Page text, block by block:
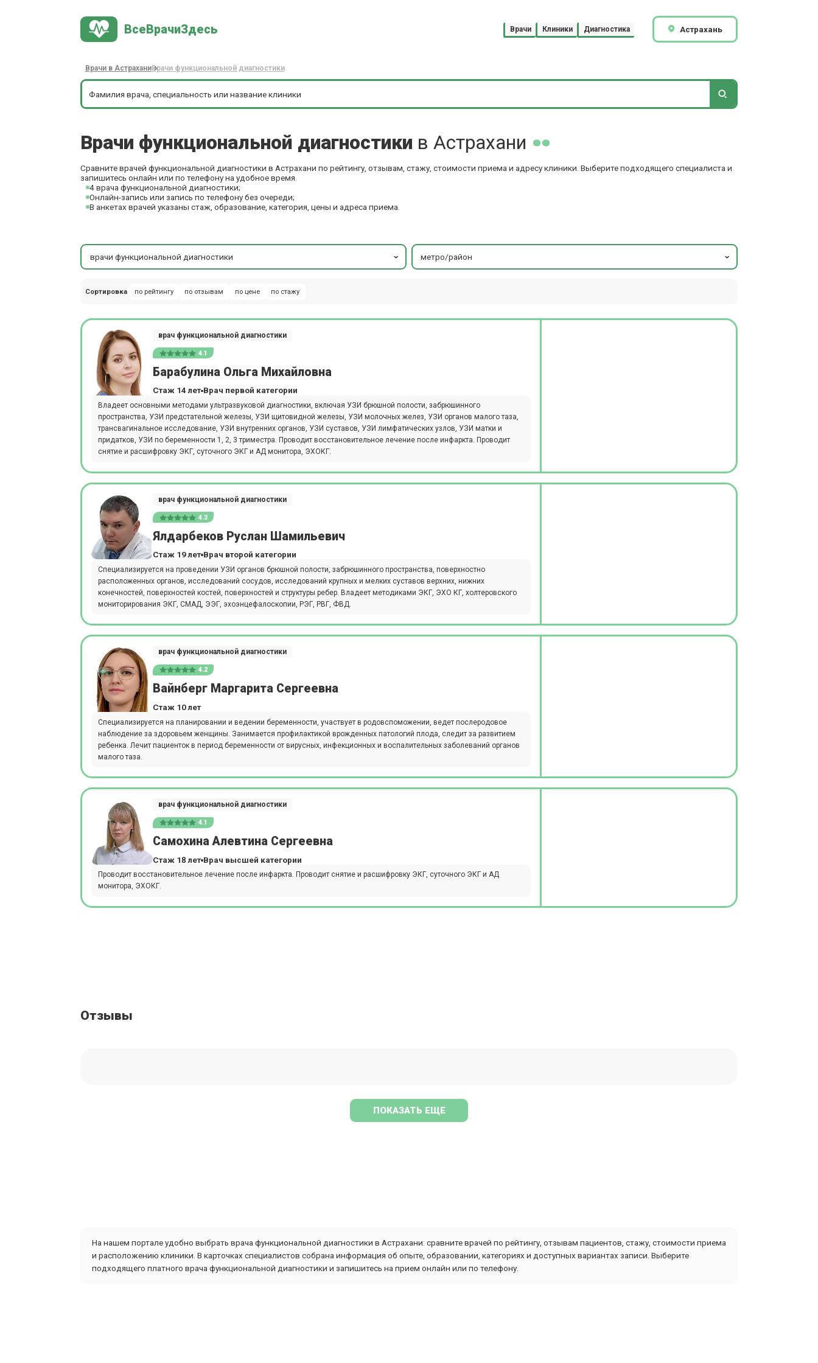
ВсеВрачиЗдесь Врачи Клиники Диагностика Астрахань
Врачи в АстраханиВрачи функциональной диагностики
Врачи функциональной диагностики в Астрахани
Сравните врачей функциональной диагностики в Астрахани по рейтингу, отзывам, стажу, стоимости приема и адресу клиники. Выберите подходящего специалиста и
запишитесь онлайн или по телефону на удобное время.
4 врача функциональной диагностики;
Онлайн-запись или запись по телефону без очереди;
В анкетах врачей указаны стаж, образование, категория, цены и адреса приема.
врачи функциональной диагностики метро/район
Сортировка по рейтингу по отзывам по цене по стажу
врач функциональной диагностики
4.1
Барабулина Ольга Михайловна
Стаж 14 лет Врач первой категории
Владеет основными методами ультразвуковой диагностики, включая УЗИ брюшной полости, забрюшинного
пространства, УЗИ предстательной железы, УЗИ щитовидной железы, УЗИ молочных желез, УЗИ органов малого таза,
трансвагинальное исследование, УЗИ внутренних органов, УЗИ суставов, УЗИ лимфатических узлов, УЗИ матки и
придатков, УЗИ по беременности 1, 2, 3 триместра. Проводит восстановительное лечение после инфаркта. Проводит
снятие и расшифровку ЭКГ, суточного ЭКГ и АД монитора, ЭХОКГ.
врач функциональной диагностики
4.3
Ялдарбеков Руслан Шамильевич
Стаж 19 лет Врач второй категории
Специализируется на проведении УЗИ органов брюшной полости, забрюшинного пространства, поверхностно
расположенных органов, исследований сосудов, исследований крупных и мелких суставов верхних, нижних
конечностей, поверхностей костей, поверхностей и структуры ребер. Владеет методиками ЭКГ, ЭХО КГ, холтеровского
мониторирования ЭКГ, СМАД, ЭЭГ, эхоэнцефалоскопии, РЭГ, РВГ, ФВД.
врач функциональной диагностики
4.2
Вайнберг Маргарита Сергеевна
Стаж 10 лет
Специализируется на планировании и ведении беременности, участвует в родовспоможении, ведет послеродовое
наблюдение за здоровьем женщины. Занимается профилактикой врожденных патологий плода, следит за развитием
ребенка. Лечит пациенток в период беременности от вирусных, инфекционных и воспалительных заболеваний органов
малого таза.
врач функциональной диагностики
4.1
Самохина Алевтина Сергеевна
Стаж 18 лет Врач высшей категории
Проводит восстановительное лечение после инфаркта. Проводит снятие и расшифровку ЭКГ, суточного ЭКГ и АД
монитора, ЭХОКГ.
Отзывы
ПОКАЗАТЬ ЕЩЕ
На нашем портале удобно выбрать врача функциональной диагностики в Астрахани: сравните врачей по рейтингу, отзывам пациентов, стажу, стоимости приема
и расположению клиники. В карточках специалистов собрана информация об опыте, образовании, категориях и доступных вариантах записи. Выберите
подходящего платного врача функциональной диагностики и запишитесь на прием онлайн или по телефону.